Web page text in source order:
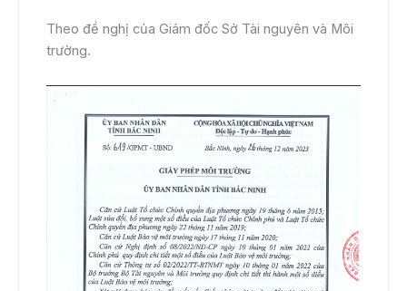
Theo đề nghị của Giám đốc Sở Tài nguyên và Môi
trường.